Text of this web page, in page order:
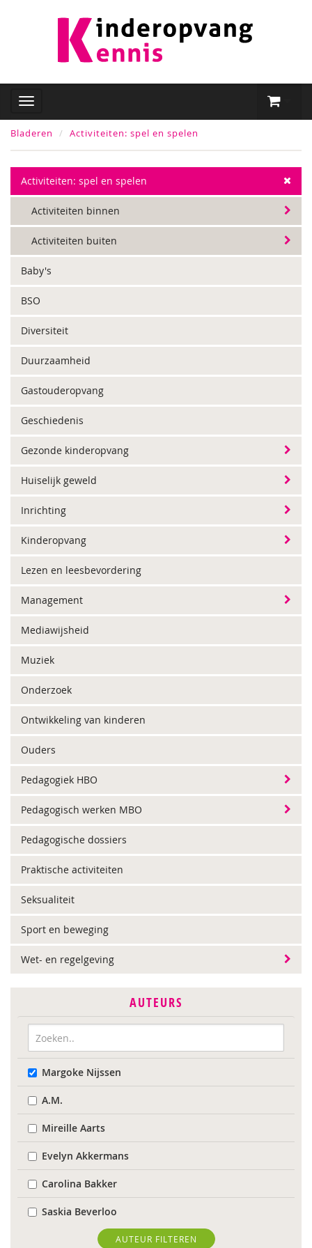
Bladeren Activiteiten: spel en spelen
Activiteiten: spel en spelen
Activiteiten binnen
Activiteiten buiten
Baby's
BSO
Diversiteit
Duurzaamheid
Gastouderopvang
Geschiedenis
Gezonde kinderopvang
Huiselijk geweld
Inrichting
Kinderopvang
Lezen en leesbevordering
Management
Mediawijsheid
Muziek
Onderzoek
Ontwikkeling van kinderen
Ouders
Pedagogiek HBO
Pedagogisch werken MBO
Pedagogische dossiers
Praktische activiteiten
Seksualiteit
Sport en beweging
Wet- en regelgeving
AUTEURS
Margoke Nijssen
A.M.
Mireille Aarts
Evelyn Akkermans
Carolina Bakker
Saskia Beverloo
Marieke BoelhouwerAUTEUR FILTEREN